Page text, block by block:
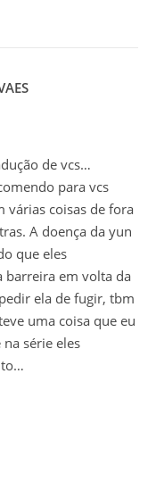
de vcs…
para vcs
várias coisas de fora
A doença da yun
que eles
barreira em volta da
ela de fugir, tbm
uma coisa que eu
série eles